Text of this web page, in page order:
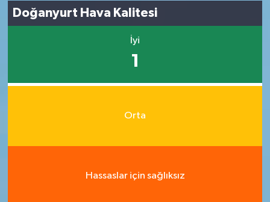
Doğanyurt Hava Kalitesi
İyi
1
Orta
Hassaslar için sağlıksız